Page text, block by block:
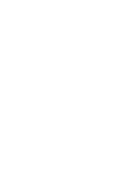
Ricerca
Filiale Denner
1260